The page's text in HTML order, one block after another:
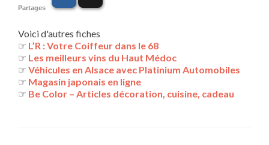
Partages
Voici d'autres fiches
☞ L’R : Votre Coiffeur dans le 68
☞ Les meilleurs vins du Haut Médoc
☞ Véhicules en Alsace avec Platinium Automobiles
☞ Magasin japonais en ligne
☞ Be Color – Articles décoration, cuisine, cadeau